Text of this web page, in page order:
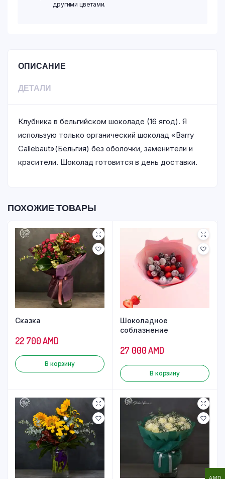
другими цветами.
ОПИСАНИЕ
ДЕТАЛИ
Клубника в бельгийском шоколаде (16 ягод). Я
использую только органический шоколад «Barry
Callebaut»(Бельгия) без оболочки, заменители и
красители. Шоколад готовится в день доставки.
ПОХОЖИЕ ТОВАРЫ
Сказка
22 700AMD
В корзину
Шоколадное
соблазнение
27 000AMD
В корзину
AMD